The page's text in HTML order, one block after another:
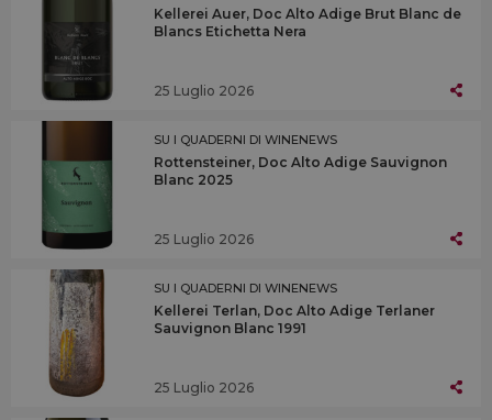
Kellerei Auer, Doc Alto Adige Brut Blanc de
Blancs Etichetta Nera
25 Luglio 2026
SU I QUADERNI DI WINENEWS
Rottensteiner, Doc Alto Adige Sauvignon
Blanc 2025
25 Luglio 2026
SU I QUADERNI DI WINENEWS
Kellerei Terlan, Doc Alto Adige Terlaner
Sauvignon Blanc 1991
25 Luglio 2026